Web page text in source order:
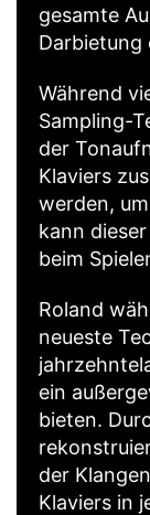
gesamte
Darbietung
Während
Sampling-
der
Klaviers
werden,
kann
beim
Roland
neueste
ein
bieten.
der
Klaviers in